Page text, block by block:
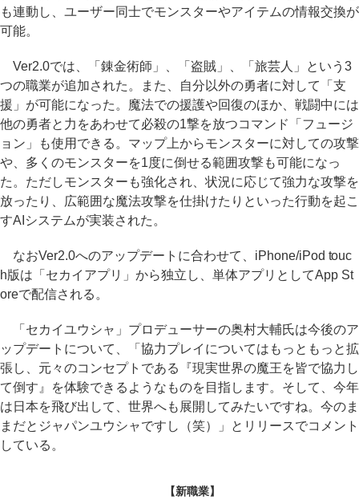
も連動し、ユーザー同士でモンスターやアイテムの情報交換が
可能。
Ver2.0では、「錬金術師」、「盗賊」、「旅芸人」という3
つの職業が追加された。また、自分以外の勇者に対して「支
援」が可能になった。魔法での援護や回復のほか、戦闘中には
他の勇者と力をあわせて必殺の1撃を放つコマンド「フュージ
ョン」も使用できる。マップ上からモンスターに対しての攻撃
や、多くのモンスターを1度に倒せる範囲攻撃も可能になっ
た。ただしモンスターも強化され、状況に応じて強力な攻撃を
放ったり、広範囲な魔法攻撃を仕掛けたりといった行動を起こ
すAIシステムが実装された。
なおVer2.0へのアップデートに合わせて、iPhone/iPod touc
h版は「セカイアプリ」から独立し、単体アプリとしてApp St
oreで配信される。
「セカイユウシャ」プロデューサーの奥村大輔氏は今後のア
ップデートについて、「協力プレイについてはもっともっと拡
張し、元々のコンセプトである『現実世界の魔王を皆で協力し
て倒す』を体験できるようなものを目指します。そして、今年
は日本を飛び出して、世界へも展開してみたいですね。今のま
まだとジャパンユウシャですし（笑）」とリリースでコメント
している。
【新職業】